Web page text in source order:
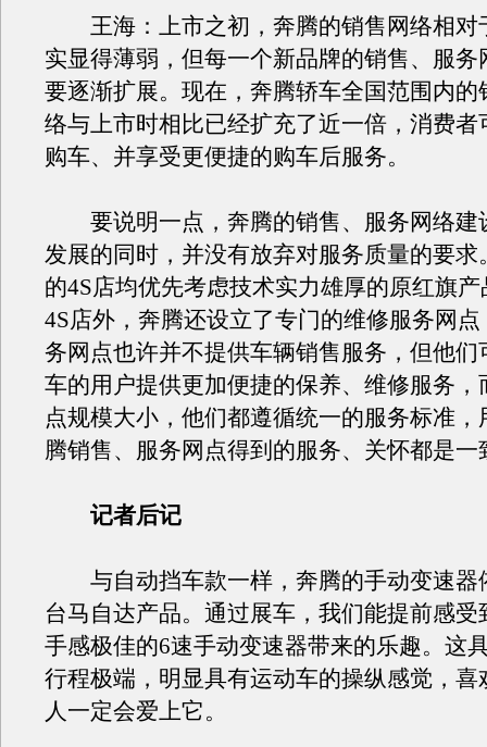
王海：上市之初，奔腾的销售网络相对
实显得薄弱，但每一个新品牌的销售、服务
要逐渐扩展。现在，奔腾轿车全国范围内的
络与上市时相比已经扩充了近一倍，消费者
购车、并享受更便捷的购车后服务。
要说明一点，奔腾的销售、服务网络建
发展的同时，并没有放弃对服务质量的要求
的4S店均优先考虑技术实力雄厚的原红旗
4S店外，奔腾还设立了专门的维修服务网
务网点也许并不提供车辆销售服务，但他们
车的用户提供更加便捷的保养、维修服务，
点规模大小，他们都遵循统一的服务标准，
腾销售、服务网点得到的服务、关怀都是一
记者后记
与自动挡车款一样，奔腾的手动变速器
台马自达产品。通过展车，我们能提前感受
手感极佳的6速手动变速器带来的乐趣。这
行程极端，明显具有运动车的操纵感觉，喜
人一定会爱上它。